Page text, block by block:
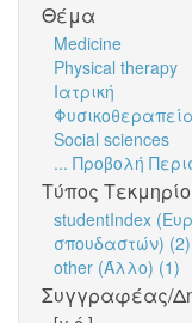
Θέμα
Medicine
Physical therapy
Ιατρική
Social sciences
... Προβολή
Τύπος
studentIndex
σπουδαστών) (2)
other (Άλλο) (1)
Συγγραφέας/